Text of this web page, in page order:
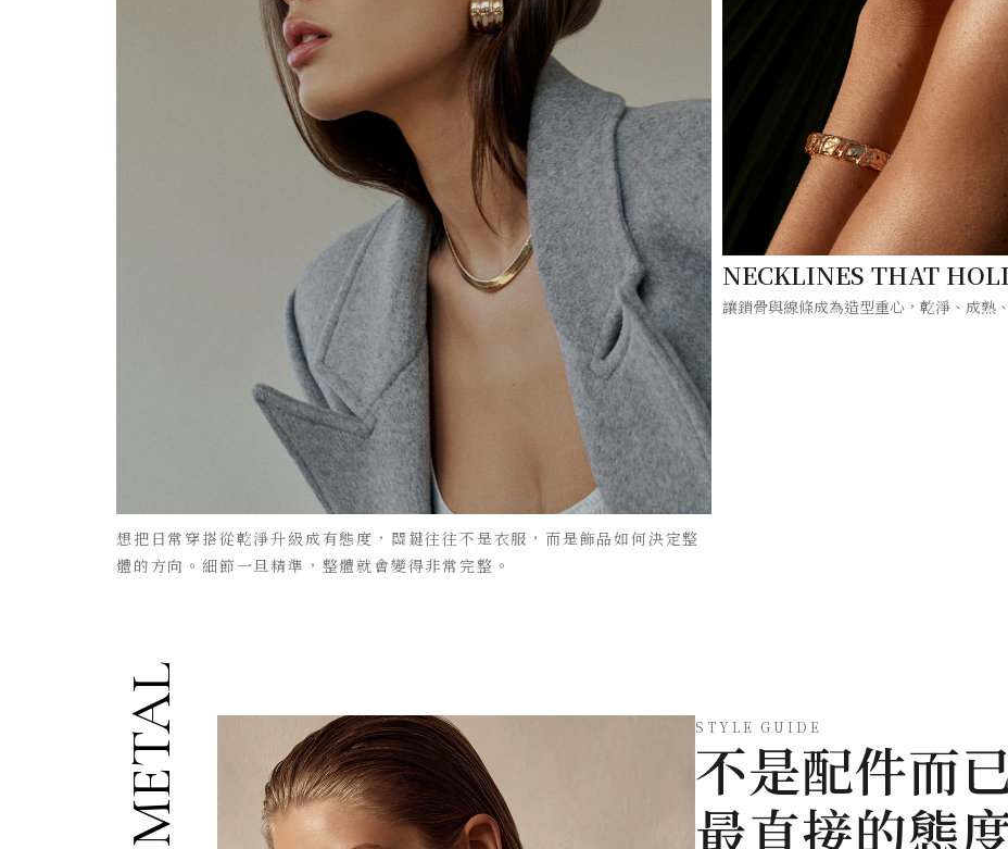
想把日常穿搭從乾淨升級成有態度，關鍵往往不是衣服，而是飾品如何決定整
體的方向。細節一旦精準，整體就會變得非常完整。
NECKLINES THAT
讓鎖骨與線條成為造型重心，乾淨、成熟
METAL STYLE GUIDE
不是配件而
最直接的態